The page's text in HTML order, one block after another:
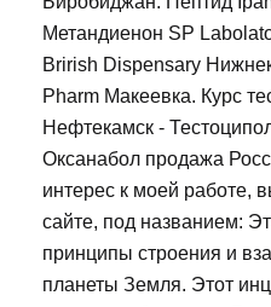
Метандиенон SP
Brirish Dispensary
Pharm Макеевка. Курс
Нефтекамск -
Оксанабол продажа
интерес к моей работе,
сайте, под названием:
принципы строения и
планеты Земля. Этот